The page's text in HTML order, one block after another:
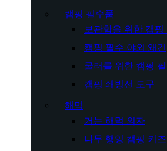
캠핑 필수품
보관함을 위한 캠핑
캠핑 필수 야외 왜건
쿨러를 위한 캠핑
캠핑 쇄빙선 도구
해먹
거는 해먹 의자
나무 행잉 캠핑 키